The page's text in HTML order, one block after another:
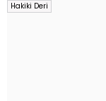
Hakiki Deri